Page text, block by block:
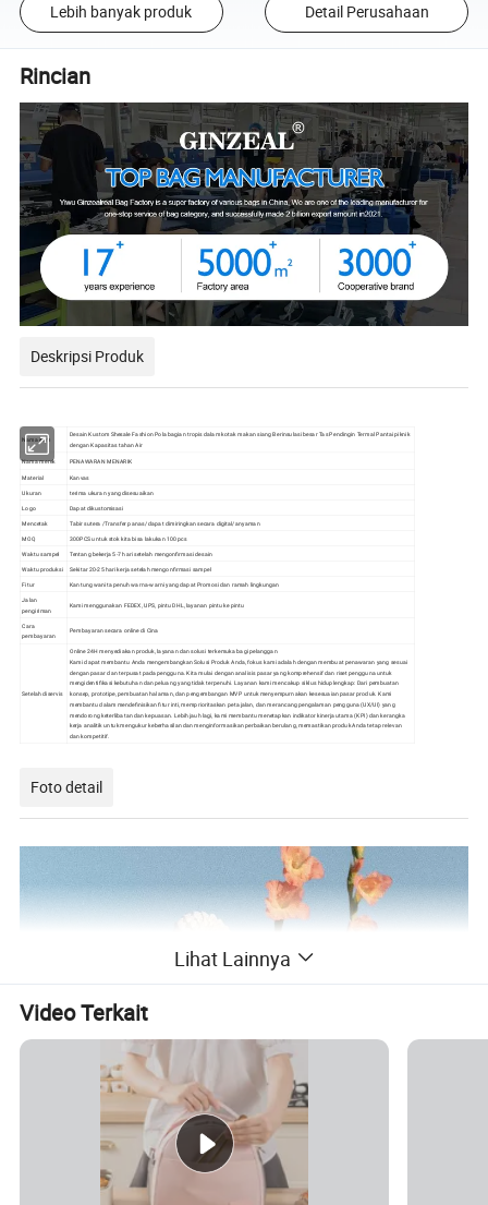
Lebih banyak produk Detail Perusahaan
Rincian
Deskripsi Produk
Nama item
Desain Kustom Shesale Fashion Pola bagian tropis dalam kotak makan siang Berinsulasi besar Tas Pendingin Termal Pantai piknik
dengan Kapasitas tahan Air
Nama merek PENAWARAN MENARIK
Material Kanvas
Ukuran terima ukuran yang disesuaikan
Logo
Dapat dikustomisasi
Mencetak
Tabir sutera /Transfer panas/ dapat dimiringkan secara digital/anyaman
MOQ
300PCS untuk stok kita bisa lakukan 100 pcs
Waktu sampel
Tentang bekerja 5-7 hari setelah mengonfirmasi desain
Waktu produksi
Sekitar 20-25 hari kerja setelah mengonfirmasi sampel
Fitur
Kantung wanita penuh warna-warni yang dapat Promosi dan ramah lingkungan
Jalan
pengiriman
Kami menggunakan FEDEX, UPS, pintu DHL, layanan pintu ke pintu
Cara
pembayaran
Pembayaran secara online di Cina
Setelah diservis
Online 24H menyediakan produk, layanan dan solusi terkemuka bagi pelanggan
Kami dapat membantu Anda mengembangkan Solusi Produk Anda, fokus kami adalah dengan membuat penawaran yang sesuai
dengan pasar dan terpusat pada pengguna. Kita mulai dengan analisis pasar yang komprehensif dan riset pengguna untuk
mengidentifikasi kebutuhan dan peluang yang tidak terpenuhi. Layanan kami mencakup siklus hidup lengkap: Dari pembuatan
konsep, prototipe, pembuatan halaman, dan pengembangan MVP untuk menyempurnakan kesesuaian pasar produk. Kami
membantu dalam mendefinisikan fitur inti, memprioritaskan peta jalan, dan merancang pengalaman pengguna (UX/UI) yang
mendorong keterlibatan dan kepuasan. Lebih jauh lagi, kami membantu menetapkan indikator kinerja utama (KPI) dan kerangka
kerja analitik untuk mengukur keberhasilan dan menginformasikan perbaikan berulang, memastikan produk Anda tetap relevan
dan kompetitif.
Foto detail
Lihat Lainnya
Video Terkait